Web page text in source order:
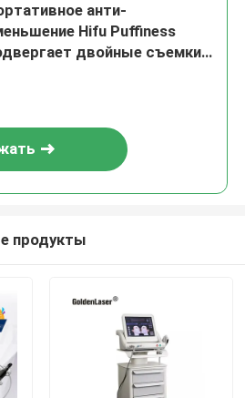
анти-
Hifu Puffiness
двойные съемки
продукты